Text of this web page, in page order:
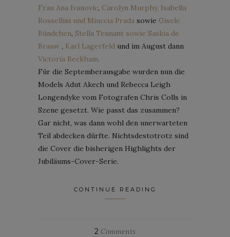
Frau Ana Ivanovic, Carolyn Murphy, Isabella
Rossellini und Miuccia Prada sowie Gisele
Bündchen, Stella Tennant sowie Saskia de
Brauw , Karl Lagerfeld und im August dann
Victoria Beckham.
Für die Septemberausgabe wurden nun die
Models Adut Akech und Rebecca Leigh
Longendyke vom Fotografen Chris Colls in
Szene gesetzt. Wie passt das zusammen?
Gar nicht, was dann wohl den unerwarteten
Teil abdecken dürfte. Nichtsdestotrotz sind
die Cover die bisherigen Highlights der
Jubiläums-Cover-Serie.
CONTINUE READING
2 Comments